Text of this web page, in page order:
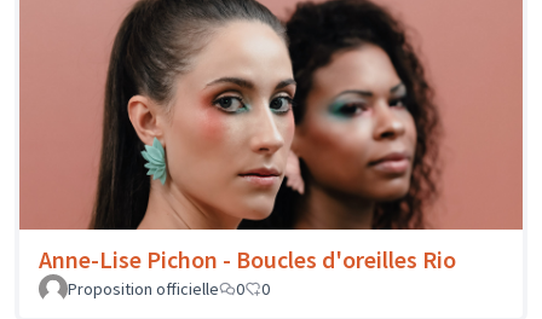
Anne-Lise Pichon - Boucles d'oreilles Rio
Proposition officielle 0 0